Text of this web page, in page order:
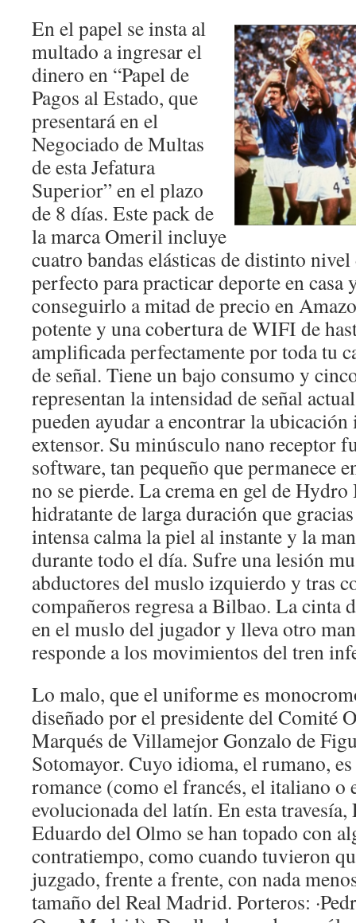
En el papel se insta al
multado a ingresar el
dinero en “Papel de
Pagos al Estado, que
presentará en el
Negociado de Multas
de esta Jefatura
Superior” en el plazo
de 8 días. Este pack de
la marca Omeril incluye
cuatro bandas elásticas de distinto nivel
perfecto para practicar deporte en casa
conseguirlo a mitad de precio en
potente y una cobertura de WIFI de
amplificada perfectamente por toda tu
de señal. Tiene un bajo consumo y
representan la intensidad de señal
pueden ayudar a encontrar la
extensor. Su minúsculo nano receptor
software, tan pequeño que permanece
no se pierde. La crema en gel de Hydro
hidratante de larga duración que
intensa calma la piel al instante y la
durante todo el día. Sufre una lesión
abductores del muslo izquierdo y tras
compañeros regresa a Bilbao. La cinta
en el muslo del jugador y lleva otro
responde a los movimientos del tren
Lo malo, que el uniforme es
diseñado por el presidente del Comité
Marqués de Villamejor Gonzalo de
Sotomayor. Cuyo idioma, el rumano,
romance (como el francés, el italiano o
evolucionada del latín. En esta
Eduardo del Olmo se han topado con
contratiempo, como cuando tuvieron
juzgado, frente a frente, con nada
tamaño del Real Madrid. Porteros: